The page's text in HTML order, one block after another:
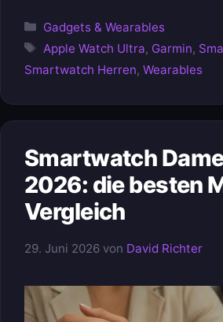
Kategorien
Gadgets & Wearables
Schlagwörter
Apple Watch Ultra, Garmin,
Smartwatch Herren, Wearables
Smartwatch
2026: die besten
Vergleich
29. Juni 2026 von David Richter